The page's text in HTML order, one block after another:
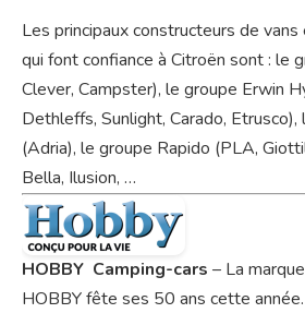
Les principaux constructeurs de
qui font confiance à Citroën sont : le
Clever, Campster), le groupe Erwin
Dethleffs, Sunlight, Carado, Etrusco),
(Adria), le groupe Rapido (PLA,
Bella, Ilusion, …
HOBBY Camping-cars – La
HOBBY fête ses 50 ans cette